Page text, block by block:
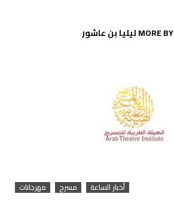
MORE BY ليليا بن عاشور
أخبار الساعة مسرح مهرجانات